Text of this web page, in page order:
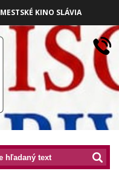
MESTSKÉ KINO SLÁVIA